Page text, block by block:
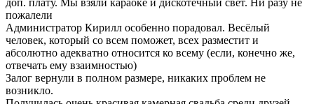
пожалели
Администратор Кирилл особенно порадовал. Весёлый
человек, который со всем поможет, всех разместит и
абсолютно адекватно относится ко всему (если, конечно же,
отвечать ему взаимностью)
Залог вернули в полном размере, никаких проблем не
возникло.